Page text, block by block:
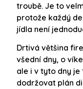
troubě. Je to
protože každý
jídla není
Drtivá většina
všední dny, o
ale i v tyto dny
dodržovat plán